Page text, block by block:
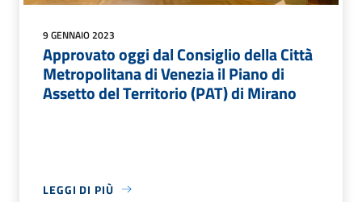
9 GENNAIO 2023
Approvato oggi dal Consiglio della Città
Metropolitana di Venezia il Piano di
Assetto del Territorio (PAT) di Mirano
LEGGI DI PIÙ